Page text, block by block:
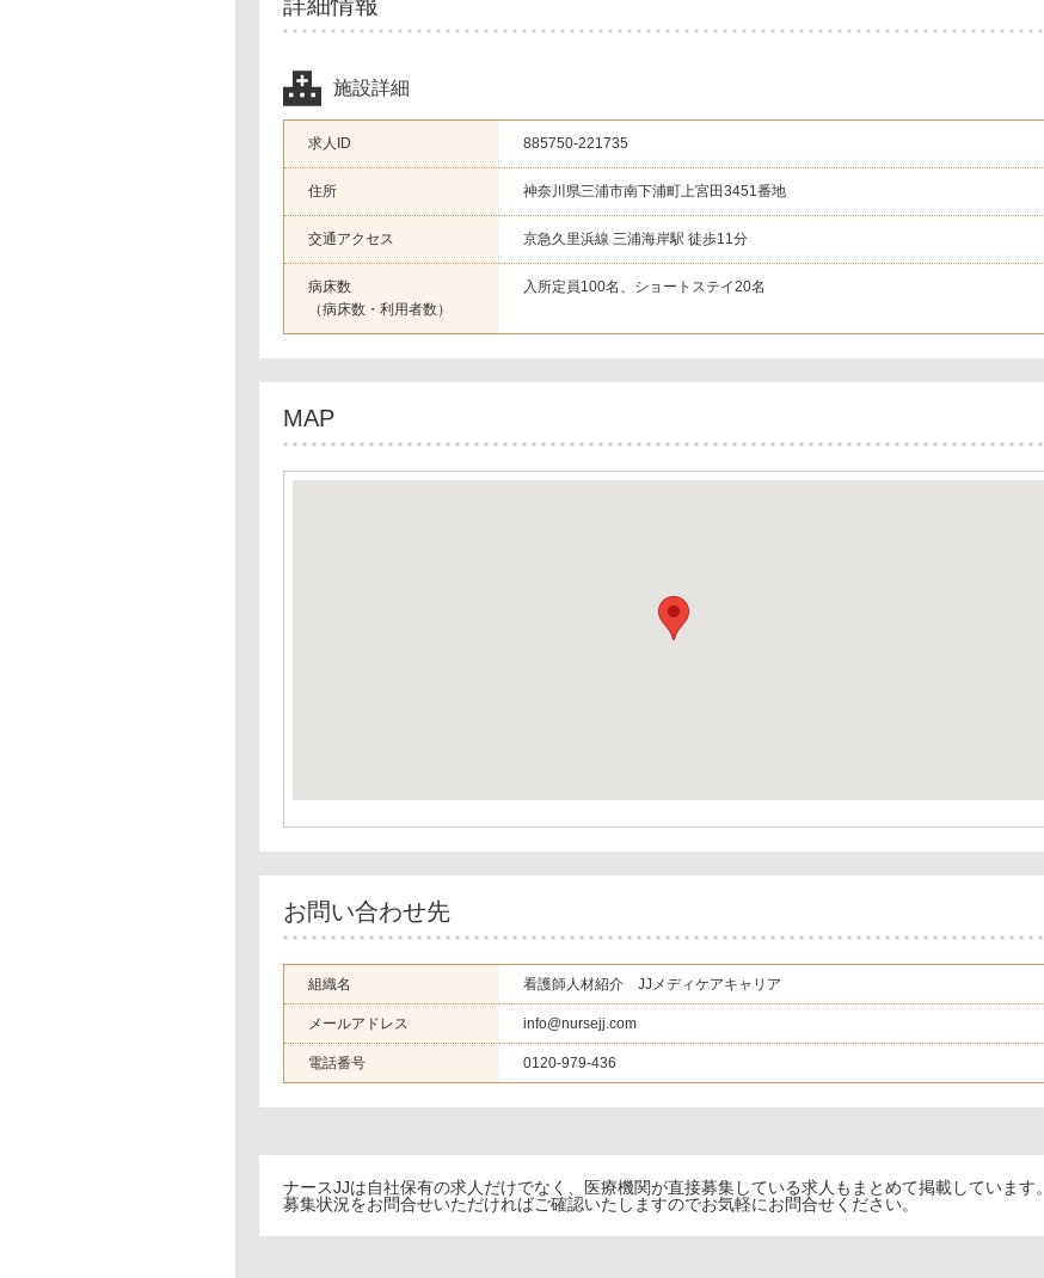
施設詳細
求人ID 885750-221735
住所 神奈川県三浦市南下浦町上宮田3451番地
交通アクセス 京急久里浜線 三浦海岸駅 徒歩11分
病床数
（病床数・利用者数）
入所定員100名、ショートステイ20名
MAP
お問い合わせ先
組織名 看護師人材紹介 JJメディケアキャリア
メールアドレス info@nursejj.com
電話番号 0120-979-436
ナースJJは自社保有の求人だけでなく、医療機関が直接募集している求人もまとめて掲載しています。
募集状況をお問合せいただければご確認いたしますのでお気軽にお問合せください。